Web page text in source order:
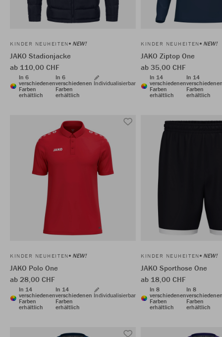
KINDER NEUHEITEN NEW!
JAKO Stadionjacke
ab 110,00 CHF
In 6
verschiedenen
Farben
erhältlich
In 6
verschiedenen
Farben
erhältlich
Individualisierbar
KINDER NEUHEITEN NEW!
JAKO Ziptop One
ab 35,00 CHF
In 14
verschiedenen
Farben
erhältlich
In 14
Farben
erhältlich
KINDER NEUHEITEN NEW!
JAKO Polo One
ab 28,00 CHF
In 14
verschiedenen
Farben
erhältlich
In 14
verschiedenen
Farben
erhältlich
Individualisierbar
KINDER NEUHEITEN NEW!
JAKO Sporthose One
ab 18,00 CHF
In 8
verschiedenen
Farben
erhältlich
In 8
Farben
erhältlich